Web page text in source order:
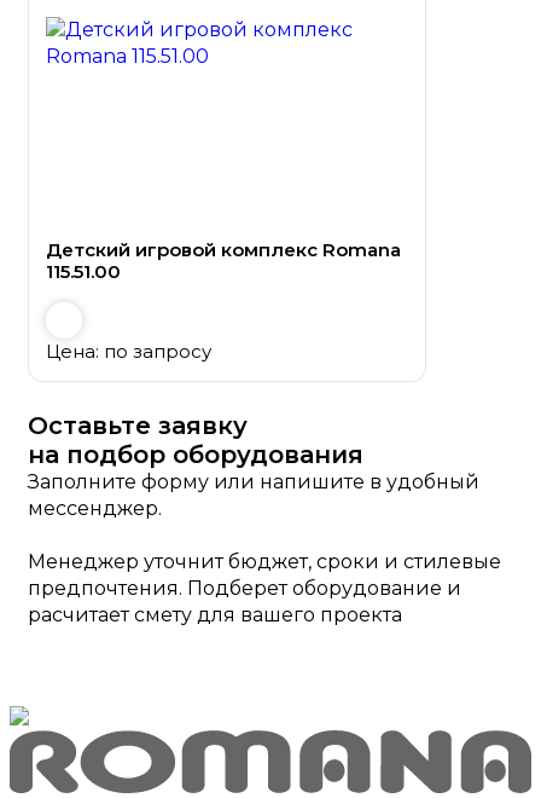
Детский игровой комплекс Romana
115.51.00
Цена: по запросу
Оставьте заявку
на подбор оборудования
Заполните форму или напишите в удобный
мессенджер.
Менеджер уточнит бюджет, сроки и стилевые
предпочтения. Подберет оборудование и
расчитает смету для вашего проекта